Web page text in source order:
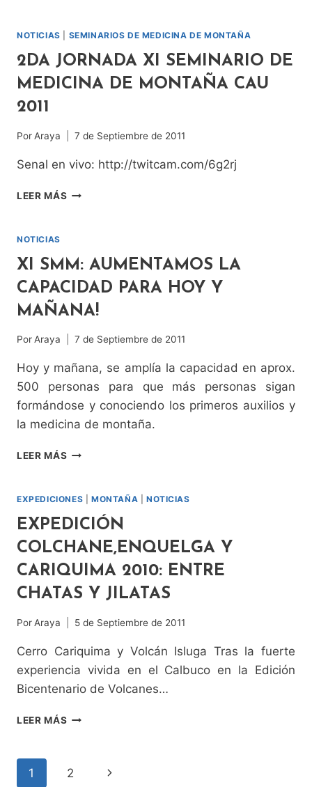
NOTICIAS SEMINARIOS DE MEDICINA DE MONTAÑA
2DA JORNADA XI SEMINARIO DE
MEDICINA DE MONTAÑA CAU
2011
Por Araya 7 de Septiembre de 2011
Senal en vivo: http://twitcam.com/6g2rj
LEER MÁS 2DA
MEDICINA
DE
MONTAÑA
CAU
NOTICIAS
XI SMM: AUMENTAMOS LA
CAPACIDAD PARA HOY Y
MAÑANA!
PorAraya 7 de Septiembre de 2011
Hoy y mañana, se amplía la capacidad en aprox.
500 personas para que más personas sigan
formándose y conociendo los primeros auxilios y
la medicina de montaña.
LEER MÁS XI
LA
PARA
HOY
Y
MAÑANA!
EXPEDICIONES MONTAÑA NOTICIAS
EXPEDICIÓN
COLCHANE,ENQUELGA Y
CARIQUIMA 2010: ENTRE
CHATAS Y JILATAS
Por Araya 5 de Septiembre de 2011
Cerro Cariquima y Volcán Isluga Tras la fuerte
experiencia vivida en el Calbuco en la Edición
Bicentenario de Volcanes…
LEER MÁS EXPEDICIÓN
2010:
NAVEGACIÓN
1 2
Siguiente